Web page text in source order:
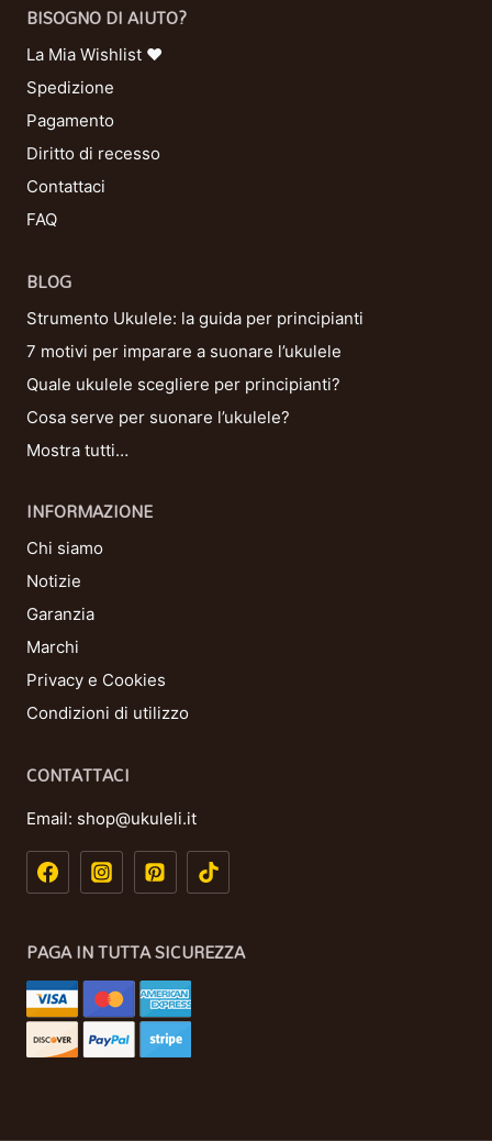
BISOGNO DI AIUTO?
La Mia Wishlist ❤
Spedizione
Pagamento
Diritto di recesso
Contattaci
FAQ
BLOG
Strumento Ukulele: la guida per principianti
7 motivi per imparare a suonare l’ukulele
Quale ukulele scegliere per principianti?
Cosa serve per suonare l’ukulele?
Mostra tutti…
INFORMAZIONE
Chi siamo
Notizie
Garanzia
Marchi
Privacy e Cookies
Condizioni di utilizzo
CONTATTACI
Email: shop@ukuleli.it
PAGA IN TUTTA SICUREZZA